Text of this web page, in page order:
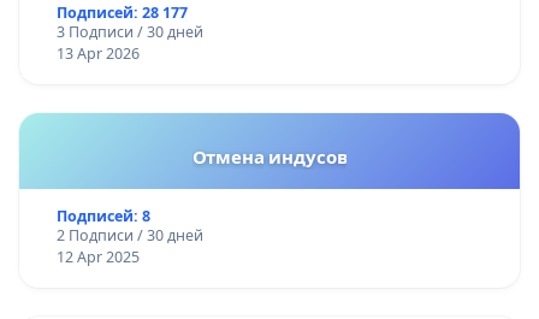
Подписей: 28 177
3 Подписи / 30 дней
13 Apr 2026
Отмена индусов
Подписей: 8
2 Подписи / 30 дней
12 Apr 2025